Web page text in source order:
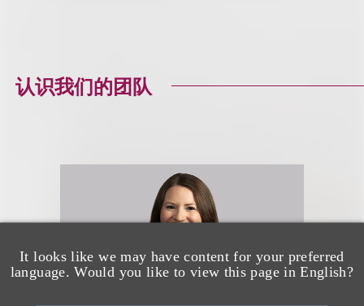
It looks like we may have content for your preferred
language. Would you like to view this page in English?
认识我们的团队